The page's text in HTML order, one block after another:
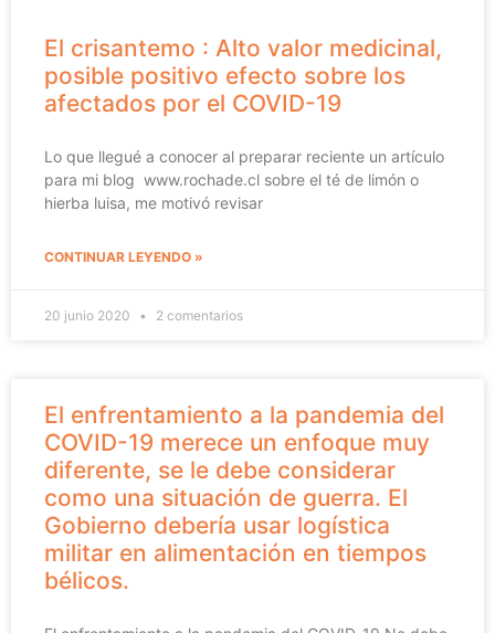
El crisantemo : Alto valor medicinal,
posible positivo efecto sobre los
afectados por el COVID-19
Lo que llegué a conocer al preparar reciente un artículo
para mi blog www.rochade.cl sobre el té de limón o
hierba luisa, me motivó revisar
CONTINUAR LEYENDO »
20 junio 2020 2 comentarios
El enfrentamiento a la pandemia del
COVID-19 merece un enfoque muy
diferente, se le debe considerar
como una situación de guerra. El
Gobierno debería usar logística
militar en alimentación en tiempos
bélicos.